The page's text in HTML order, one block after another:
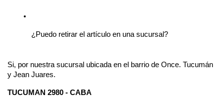
¿Puedo retirar el artículo en una sucursal?
Si, por nuestra sucursal ubicada en el barrio de Once. Tucumán
y Jean Juares.
TUCUMAN 2980 - CABA